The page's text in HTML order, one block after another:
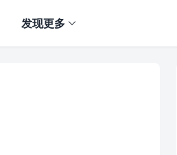
发现更多